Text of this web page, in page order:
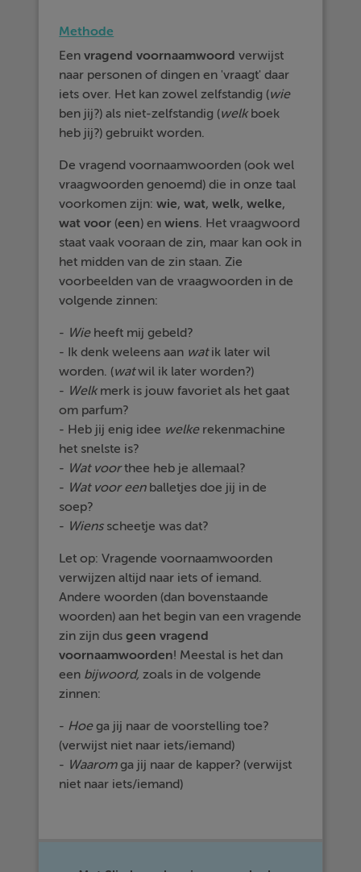
Methode
Eenvragend voornaamwoord verwijst
naar personen of dingen en 'vraagt' daar
iets over. Het kan zowel zelfstandig (wie
ben jij?) als niet-zelfstandig (welk boek
heb jij?) gebruikt worden.
De vragend voornaamwoorden (ook wel
vraagwoorden genoemd) die in onze taal
voorkomen zijn:wie,wat,welk,welke,
wat voor (een) enwiens. Het vraagwoord
staat vaak vooraan de zin, maar kan ook in
het midden van de zin staan. Zie
voorbeelden van de vraagwoorden in de
volgende zinnen:
- Wieheeft mij gebeld?
- Ik denk weleens aan watik later wil
worden. (watwil ik later worden?)
- Welkmerk is jouw favoriet als het gaat
om parfum?
- Heb jij enig idee welkerekenmachine
het snelste is?
- Wat voorthee heb je allemaal?
- Wat voor eenballetjes doe jij in de
soep?
- Wiensscheetje was dat?
Let op: Vragende voornaamwoorden
verwijzen altijd naar iets of iemand.
Andere woorden (dan bovenstaande
woorden) aan het begin van een vragende
zin zijn dusgeen vragend
voornaamwoorden! Meestal is het dan
een bijwoord, zoals in de volgende
zinnen:
- Hoega jij naar de voorstelling toe?
(verwijst niet naar iets/iemand)
- Waaromga jij naar de kapper? (verwijst
niet naar iets/iemand)